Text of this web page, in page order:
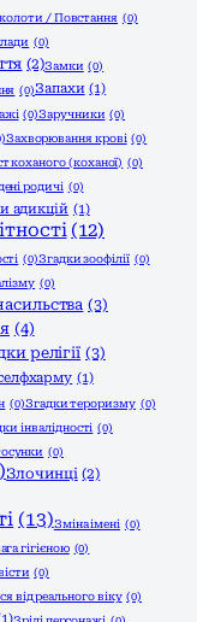
/ Повстання (0)
(0)
(2)Замки (0)
(0)Запахи (1)
(0)Заручники (0)
Захворювання крові (0)
коханого (коханої) (0)
родичі (0)
адикцій (1)
(12)
(0)Згадки зоофілії (0)
(0)
(3)
(4)
релігії (3)
(1)
(0)Згадки тероризму (0)
інвалідності (0)
(0)
Злочинці (2)
(13)Зміна імені (0)
гігієною (0)
(0)
від реального віку (0)